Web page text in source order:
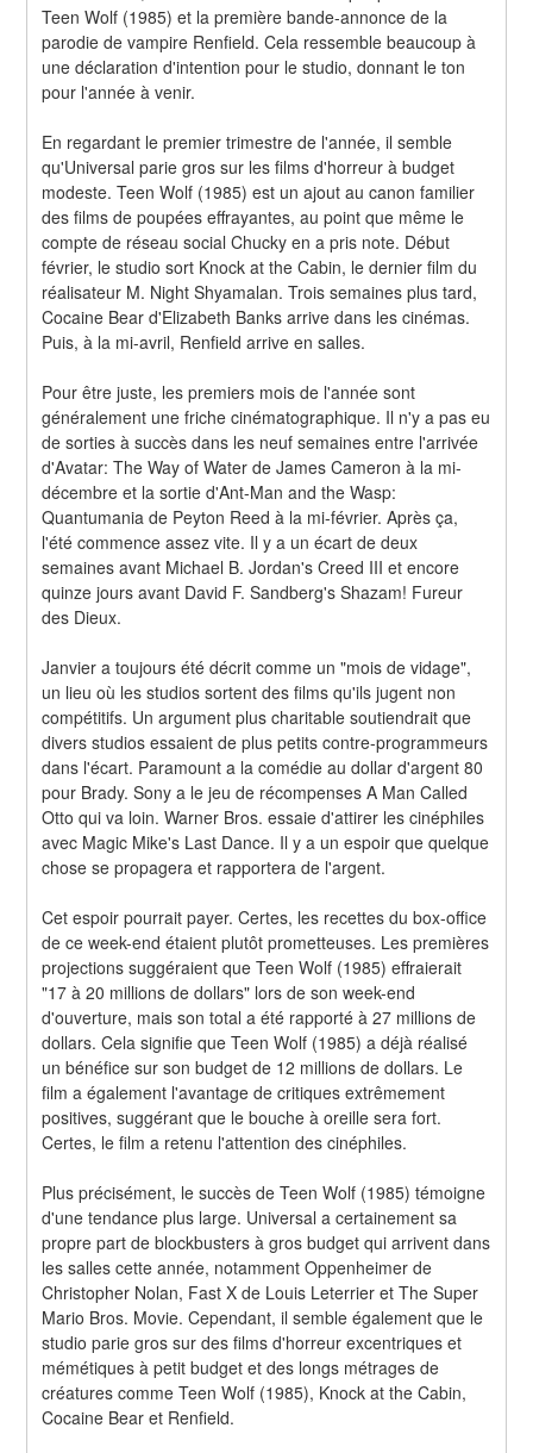
Teen Wolf (1985) et la première bande-annonce de la
parodie de vampire Renfield. Cela ressemble beaucoup à
une déclaration d'intention pour le studio, donnant le ton
pour l'année à venir.
En regardant le premier trimestre de l'année, il semble
qu'Universal parie gros sur les films d'horreur à budget
modeste. Teen Wolf (1985) est un ajout au canon familier
des films de poupées effrayantes, au point que même le
compte de réseau social Chucky en a pris note. Début
février, le studio sort Knock at the Cabin, le dernier film du
réalisateur M. Night Shyamalan. Trois semaines plus tard,
Cocaine Bear d'Elizabeth Banks arrive dans les cinémas.
Puis, à la mi-avril, Renfield arrive en salles.
Pour être juste, les premiers mois de l'année sont
généralement une friche cinématographique. Il n'y a pas eu
de sorties à succès dans les neuf semaines entre l'arrivée
d'Avatar: The Way of Water de James Cameron à la mi-
décembre et la sortie d'Ant-Man and the Wasp:
Quantumania de Peyton Reed à la mi-février. Après ça,
l'été commence assez vite. Il y a un écart de deux
semaines avant Michael B. Jordan's Creed III et encore
quinze jours avant David F. Sandberg's Shazam! Fureur
des Dieux.
Janvier a toujours été décrit comme un "mois de vidage",
un lieu où les studios sortent des films qu'ils jugent non
compétitifs. Un argument plus charitable soutiendrait que
divers studios essaient de plus petits contre-programmeurs
dans l'écart. Paramount a la comédie au dollar d'argent 80
pour Brady. Sony a le jeu de récompenses A Man Called
Otto qui va loin. Warner Bros. essaie d'attirer les cinéphiles
avec Magic Mike's Last Dance. Il y a un espoir que quelque
chose se propagera et rapportera de l'argent.
Cet espoir pourrait payer. Certes, les recettes du box-office
de ce week-end étaient plutôt prometteuses. Les premières
projections suggéraient que Teen Wolf (1985) effraierait
"17 à 20 millions de dollars" lors de son week-end
d'ouverture, mais son total a été rapporté à 27 millions de
dollars. Cela signifie que Teen Wolf (1985) a déjà réalisé
un bénéfice sur son budget de 12 millions de dollars. Le
film a également l'avantage de critiques extrêmement
positives, suggérant que le bouche à oreille sera fort.
Certes, le film a retenu l'attention des cinéphiles.
Plus précisément, le succès de Teen Wolf (1985) témoigne
d'une tendance plus large. Universal a certainement sa
propre part de blockbusters à gros budget qui arrivent dans
les salles cette année, notamment Oppenheimer de
Christopher Nolan, Fast X de Louis Leterrier et The Super
Mario Bros. Movie. Cependant, il semble également que le
studio parie gros sur des films d'horreur excentriques et
mémétiques à petit budget et des longs métrages de
créatures comme Teen Wolf (1985), Knock at the Cabin,
Cocaine Bear et Renfield.